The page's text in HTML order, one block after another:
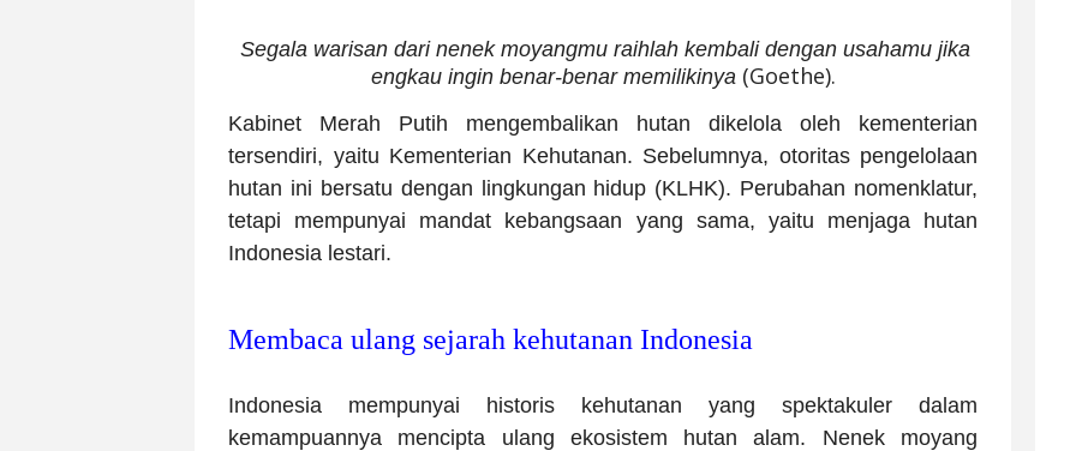
Segala warisan dari nenek moyangmu raihlah kembali dengan usahamu jika
engkau ingin benar-benar memilikinya (Goethe).
Kabinet Merah Putih mengembalikan hutan dikelola oleh kementerian
tersendiri, yaitu Kementerian Kehutanan. Sebelumnya, otoritas pengelolaan
hutan ini bersatu dengan lingkungan hidup (KLHK). Perubahan nomenklatur,
tetapi mempunyai mandat kebangsaan yang sama, yaitu menjaga hutan
Indonesia lestari.
Membaca ulang sejarah kehutanan Indonesia
Indonesia mempunyai historis kehutanan yang spektakuler dalam
kemampuannya mencipta ulang ekosistem hutan alam. Nenek moyang